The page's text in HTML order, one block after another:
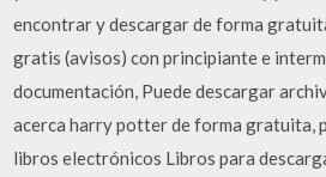
encontrar y descargar de forma
gratis (avisos) con principiante e
documentación, Puede descargar
acerca harry potter de forma gratuita,
libros electrónicos Libros para